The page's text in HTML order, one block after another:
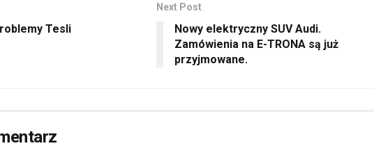
Tesli
Next Post
Nowy elektryczny SUV Audi.
Zamówienia na E-TRONA są już
przyjmowane.